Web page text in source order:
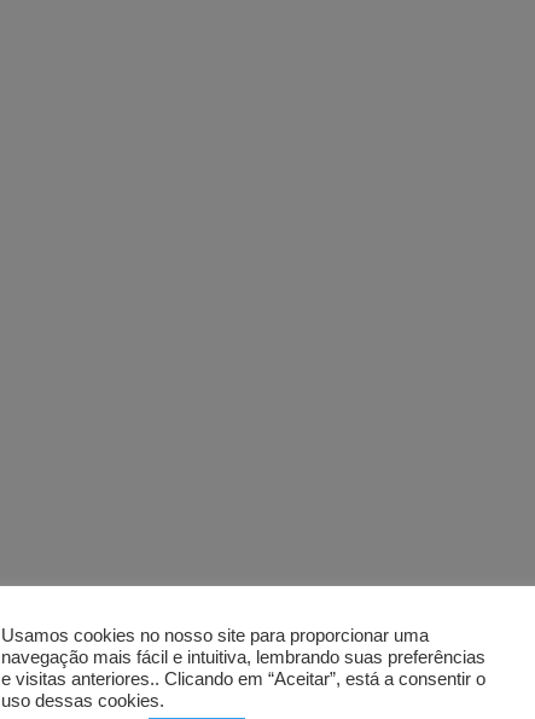
Usamos cookies no nosso site para proporcionar uma
navegação mais fácil e intuitiva, lembrando suas preferências
e visitas anteriores.. Clicando em “Aceitar”, está a consentir o
uso dessas cookies.